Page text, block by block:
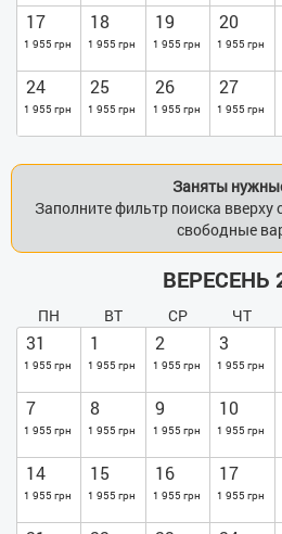
17
1 955 грн
18
1 955 грн
19
1 955 грн
20
1 955 грн
24
1 955 грн
25
1 955 грн
26
1 955 грн
27
1 955 грн
Заняты
Заполните фильтр поиска вверху
свободные
ВЕРЕСЕНЬ
ПН ВТ СР ЧТ
31
1 955 грн
1
1 955 грн
2
1 955 грн
3
1 955 грн
7
1 955 грн
8
1 955 грн
9
1 955 грн
10
1 955 грн
14
1 955 грн
15
1 955 грн
16
1 955 грн
17
1 955 грн